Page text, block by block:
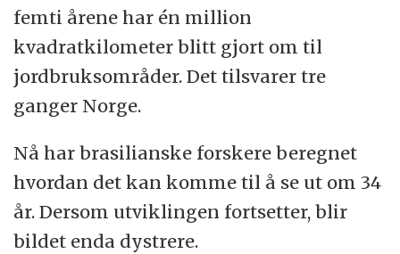
femti årene har én million
kvadratkilometer blitt gjort om til
jordbruksområder. Det tilsvarer tre
ganger Norge.
Nå har brasilianske forskere beregnet
hvordan det kan komme til å se ut om 34
år. Dersom utviklingen fortsetter, blir
bildet enda dystrere.